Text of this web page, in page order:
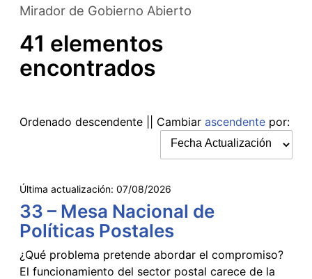
Mirador de Gobierno Abierto
41 elementos
encontrados
Ordenado descendente || Cambiar ascendente por:
Última actualización: 07/08/2026
33 – Mesa Nacional de
Políticas Postales
¿Qué problema pretende abordar el compromiso?
El funcionamiento del sector postal carece de la